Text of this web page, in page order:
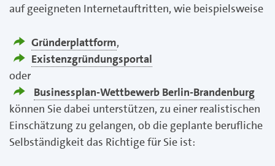
auf geeigneten Internetauftritten, wie beispielsweise
Gründerplattform,
Existenzgründungsportal
oder
Businessplan-Wettbewerb Berlin-Brandenburg
können Sie dabei unterstützen, zu einer realistischen
Einschätzung zu gelangen, ob die geplante berufliche
Selbständigkeit das Richtige für Sie ist: